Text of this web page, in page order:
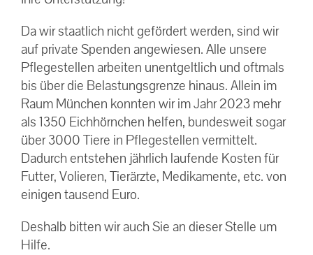
Da wir staatlich nicht gefördert werden, sind wir
auf private Spenden angewiesen. Alle unsere
Pflegestellen arbeiten unentgeltlich und oftmals
bis über die Belastungsgrenze hinaus. Allein im
Raum München konnten wir im Jahr 2023 mehr
als 1350 Eichhörnchen helfen, bundesweit sogar
über 3000 Tiere in Pflegestellen vermittelt.
Dadurch entstehen jährlich laufende Kosten für
Futter, Volieren, Tierärzte, Medikamente, etc. von
einigen tausend Euro.
Deshalb bitten wir auch Sie an dieser Stelle um
Hilfe.